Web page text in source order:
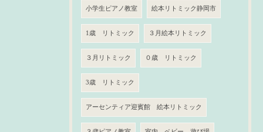
小学生ピアノ教室 絵本リトミック静岡市
1歳 リトミック ３月絵本リトミック
３月リトミック ０歳 リトミック
3歳 リトミック
アーセンティア迎賓館 絵本リトミック